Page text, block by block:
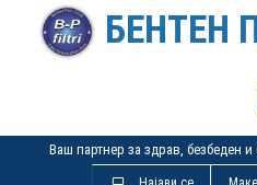
БЕНТЕН
Ваш партнер за здрав, безбеден